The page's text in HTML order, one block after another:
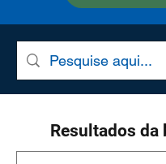
Resultados da